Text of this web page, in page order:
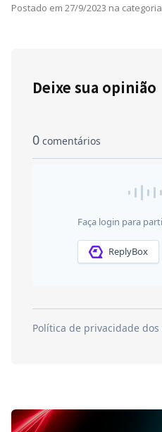
Postado em 27/9/2023 na categoria
Deixe sua opinião